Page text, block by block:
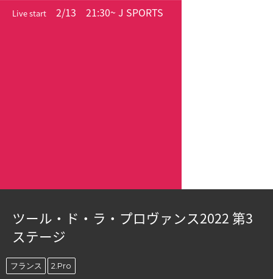
Live start 2/13 21:30~ J SPORTS
ツール・ド・ラ・プロヴァンス2022 第3
ステージ
フランス 2.Pro